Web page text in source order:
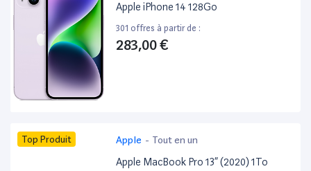
Apple iPhone 14 128Go
301 offres à partir de :
283,00 €
Top Produit Apple - Tout en un
Apple MacBook Pro 13” (2020) 1To